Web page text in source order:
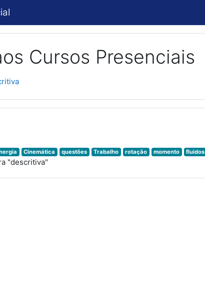
Cursos Presenciais
Cinemática questões Trabalho rotação momento fluidos
"descritiva"